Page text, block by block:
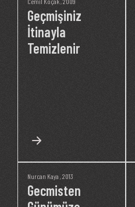
Geçmişiniz
İtinayla
Temizlenir
Nurcan Kaya , 2013
Gecmisten